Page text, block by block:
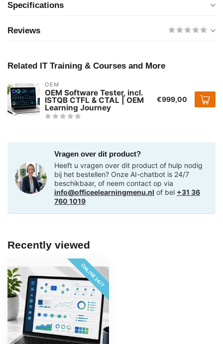
Specifications
Reviews
Related IT Training & Courses and More
OEM
OEM Software Tester, incl.
ISTQB CTFL & CTAL | OEM
Learning Journey
€999,00
Vragen over dit product?
Heeft u vragen over dit product of hulp nodig
bij het bestellen? Onze AI-chatbot is 24/7
beschikbaar, of neem contact op via
info@officeelearningmenu.nl of bel +31 36
760 1019
Recently viewed
ONLINE 24/7